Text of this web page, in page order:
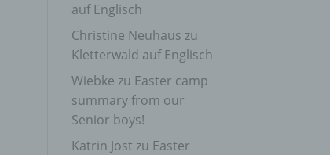
auf Englisch
Christine Neuhaus zu
Kletterwald auf Englisch
Wiebke zu Easter camp
summary from our
Senior boys!
Katrin Jost zu Easter